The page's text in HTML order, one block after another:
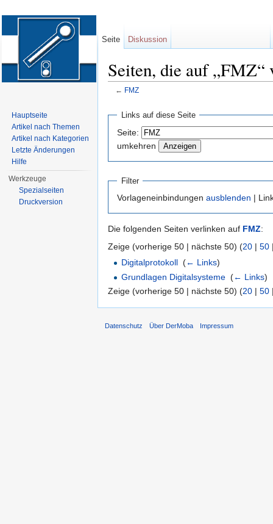
Seiten, die auf „FMZ“
← FMZ
Links auf diese Seite
Seite:
umkehren
Filter
Vorlageneinbindungen ausblenden |
Die folgenden Seiten verlinken auf FMZ:
Zeige (vorherige 50 | nächste 50) (20 | 50
Digitalprotokoll (← Links)
Grundlagen Digitalsysteme (← Links)
Zeige (vorherige 50 | nächste 50) (20 | 50
Seite Diskussion
Hauptseite
Artikel nach Themen
Artikel nach Kategorien
Letzte Änderungen
Hilfe
Werkzeuge
Spezialseiten
Druckversion
Datenschutz Über DerMoba Impressum